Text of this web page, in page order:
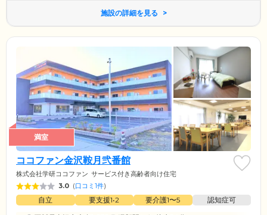
施設の詳細を見る
満室
ココファン金沢鞍月弐番館
株式会社学研ココファン サービス付き高齢者向け住宅
3.0 (口コミ1件)
自立 要支援1•2 要介護1〜5
認知症可